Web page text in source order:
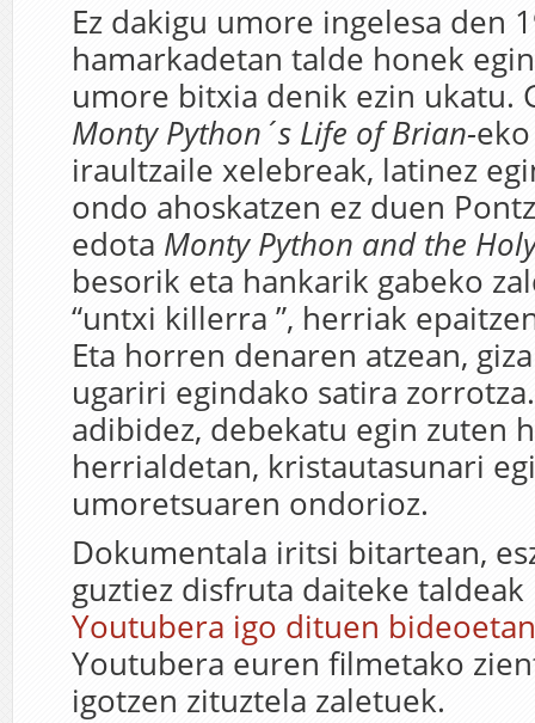
Ez dakigu umore ingelesa den
hamarkadetan talde honek
umore bitxia denik ezin ukatu.
Monty Python´s Life of Brian-
iraultzaile xelebreak, latinez
ondo ahoskatzen ez duen
edota Monty Python and the
besorik eta hankarik gabeko
“untxi killerra ”, herriak
Eta horren denaren atzean,
ugariri egindako satira
adibidez, debekatu egin zuten
herrialdetan, kristautasunari
umoretsuaren ondorioz.
Dokumentala iritsi bitartean,
guztiez disfruta daiteke taldeak
Youtubera igo dituen bideoetan
Youtubera euren filmetako
igotzen zituztela zaletuek.